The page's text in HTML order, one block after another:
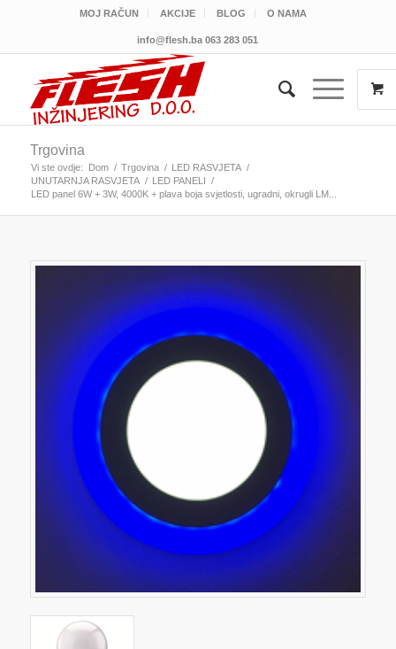
MOJ RAČUN AKCIJE BLOG O NAMA
info@flesh.ba 063 283 051
Trgovina
Vi ste ovdje: Dom / Trgovina / LED RASVJETA /
UNUTARNJA RASVJETA / LED PANELI /
LED panel 6W + 3W, 4000K + plava boja svjetlosti, ugradni, okrugli LM...